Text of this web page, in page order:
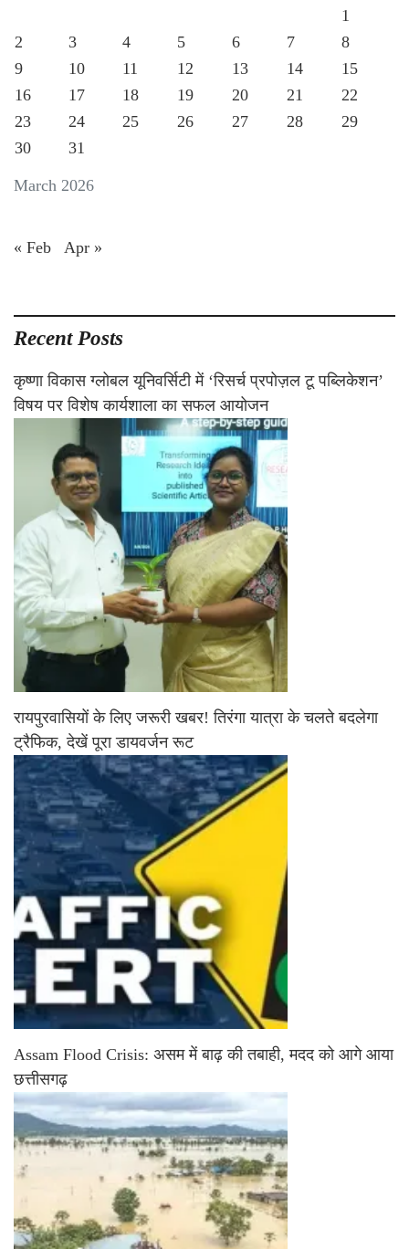
March 2026
1
2
3 4 5 6 7
8
9
10 11 12 13 14
15
16
17 18 19 20 21
22
23
24 25 26 27 28
29
30
31
« Feb Apr »
Recent Posts
कृष्णा विकास ग्लोबल यूनिवर्सिटी में ‘रिसर्च प्रपोज़ल टू पब्लिकेशन’
विषय पर विशेष कार्यशाला का सफल आयोजन
रायपुरवासियों के लिए जरूरी खबर! तिरंगा यात्रा के चलते बदलेगा
ट्रैफिक, देखें पूरा डायवर्जन रूट
Assam Flood Crisis: असम में बाढ़ की तबाही, मदद को आगे आया
छत्तीसगढ़